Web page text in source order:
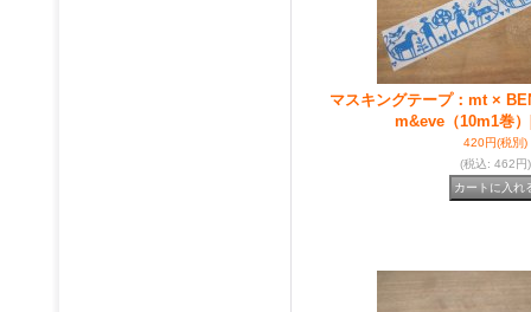
マスキングテープ：mt ×
m&eve（10m1巻）
420円(税別)
(税込: 462円)